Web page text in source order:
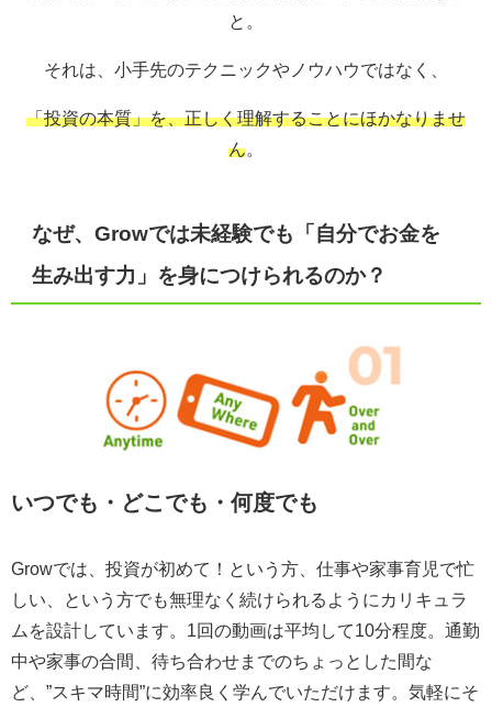
と。
それは、小手先のテクニックやノウハウではなく、
「投資の本質」を、正しく理解することにほかなりませ
ん
なぜ、Growでは未経験でも「自分でお金を
生み出す力」を身につけられるのか？
いつでも・どこでも・何度でも
Growでは、投資が初めて！という方、仕事や家事育児で忙
しい、という方でも無理なく続けられるようにカリキュラ
ムを設計しています。1回の動画は平均して10分程度。通勤
中や家事の合間、待ち合わせまでのちょっとした間な
ど、”スキマ時間”に効率良く学んでいただけます。気軽にそ